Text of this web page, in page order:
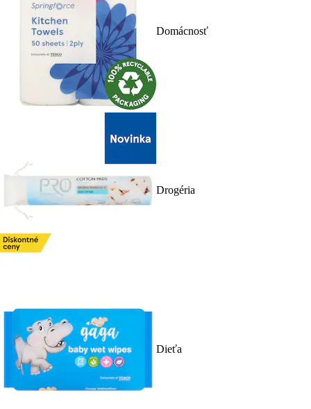
Domácnosť
Drogéria
Dieťa